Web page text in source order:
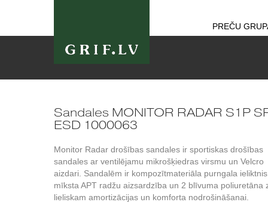
PREČU
Sandales MONITOR RADAR S1P
ESD 1000063
Monitor Radar drošības sandales ir sportiskas drošības
sandales ar ventilējamu mikrošķiedras virsmu un Velcro
aizdari. Sandalēm ir kompozītmateriāla purngala
mīksta APT radžu aizsardzība un 2 blīvuma poliuretāna
lieliskam amortizācijas un komforta nodrošināšanai.